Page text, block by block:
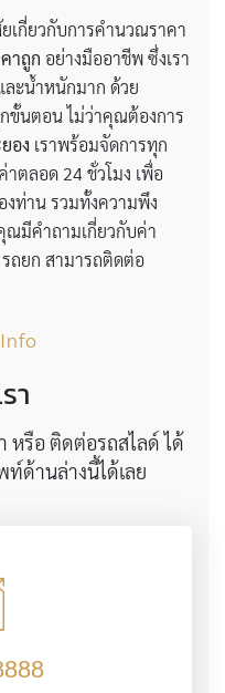
เกี่ยวกับการคำนวณราคา
าถูก อย่างมืออาชีพ ซึ่งเรา
ะน้ำหนักมาก ด้วย
ขั้นตอน ไม่ว่าคุณต้องการ
อง เราพร้อมจัดการทุก
าตลอด 24 ชั่วโมง เพื่อ
งท่าน รวมทั้งความพึง
มีคำถามเกี่ยวกับค่า
ถยก สามารถติดต่อ
า
หรือ ติดต่อรถสไลด์ ได้
ด้านล่างนี้ได้เลย